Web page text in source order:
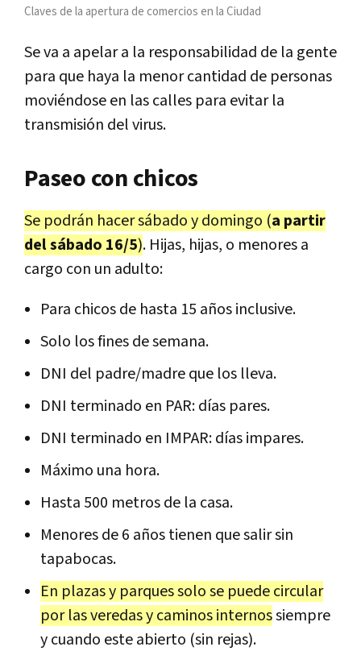
Claves de la apertura de comercios en la Ciudad
Se va a apelar a la responsabilidad de la gente
para que haya la menor cantidad de personas
moviéndose en las calles para evitar la
transmisión del virus.
Paseo con chicos
Se podrán hacer sábado y domingo (a partir
del sábado 16/5). Hijas, hijas, o menores a
cargo con un adulto:
Para chicos de hasta 15 años inclusive.
Solo los fines de semana.
DNI del padre/madre que los lleva.
DNI terminado en PAR: días pares.
DNI terminado en IMPAR: días impares.
Máximo una hora.
Hasta 500 metros de la casa.
Menores de 6 años tienen que salir sin
tapabocas.
En plazas y parques solo se puede circular
por las veredas y caminos internossiempre
y cuando este abierto (sin rejas).